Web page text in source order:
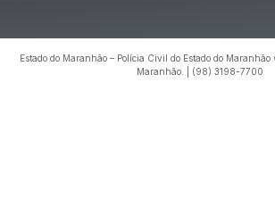
Estado do Maranhão – Polícia Civil do Estado do
Maranhão. | (98) 3198-7700